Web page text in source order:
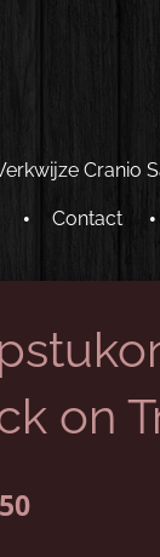
Cranio
Contact
on